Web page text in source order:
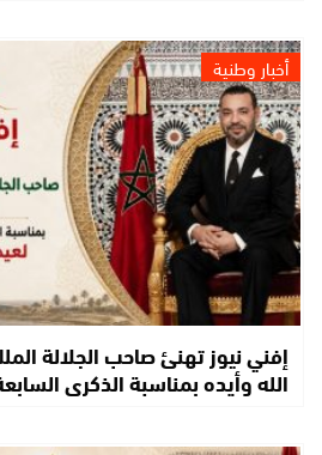
أخبار وطنية
إفني نيوز تهنئ صاحب الجلالة
الله وأيده بمناسبة الذكرى